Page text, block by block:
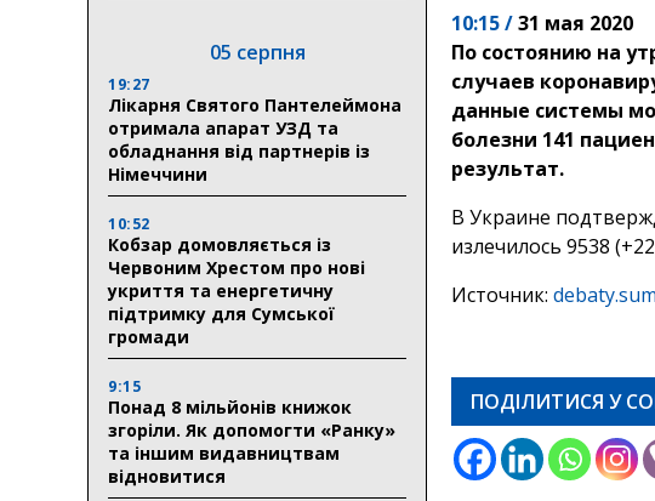
05 серпня
19:27
Лікарня Святого Пантелеймона
отримала апарат УЗД та
обладнання від партнерів із
Німеччини
10:52
Кобзар домовляється із
Червоним Хрестом про нові
укриття та енергетичну
підтримку для Сумської
громади
9:15
Понад 8 мільйонів книжок
згоріли. Як допомогти «Ранку»
та іншим видавництвам
відновитися
10:15 /31 мая 2020
По состоянию на
случаев
данные системы
болезни 141
результат.
В Украине
излечилось 9538
Источник:
ПОДІЛИТИСЯ У